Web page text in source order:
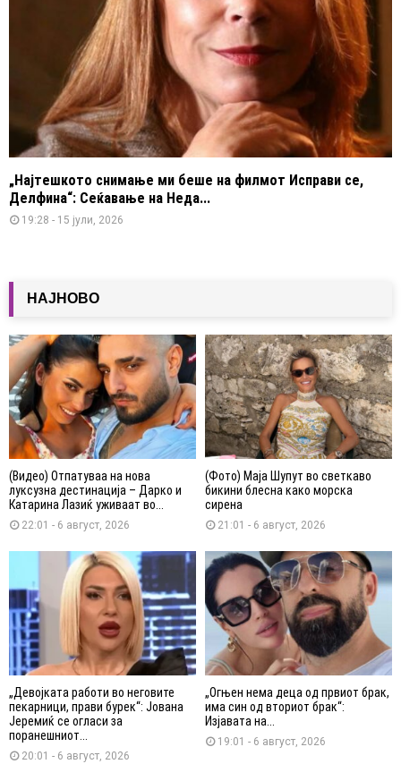
„Најтешкото снимање ми беше на филмот Исправи се,
Делфина“: Сеќавање на Неда...
19:28 - 15 јули, 2026
НАЈНОВО
(Видео) Отпатуваа на нова
луксузна дестинација – Дарко и
Катарина Лазиќ уживаат во...
22:01 - 6 август, 2026
(Фото) Маја Шупут во светкаво
бикини блесна како морска
сирена
21:01 - 6 август, 2026
„Девојката работи во неговите
пекарници, прави бурек“: Јована
Јеремиќ се огласи за
поранешниот...
20:01 - 6 август, 2026
„Огњен нема деца од првиот брак,
има син од вториот брак“:
Изјавата на...
19:01 - 6 август, 2026